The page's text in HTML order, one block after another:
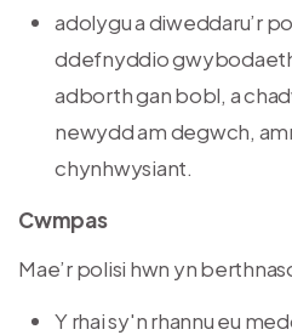
adolygu a diweddaru’r
ddefnyddio
adborth gan bobl, a
newydd am degwch,
chynhwysiant.
Cwmpas
Mae’r polisi hwn yn
Y rhai sy'n rhannu eu